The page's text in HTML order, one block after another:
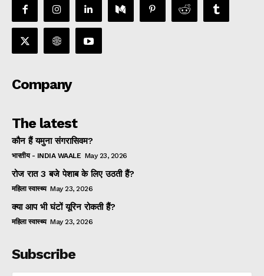
Company
The latest
कौन हैं यमुना संगरासिवम?
भारतीय - INDIA WAALE May 23, 2026
रोज रात 3 बजे पेशाब के लिए उठती हैं?
महिला स्वास्थ्य May 23, 2026
क्या आप भी घंटों यूरिन रोकती हैं?
महिला स्वास्थ्य May 23, 2026
Subscribe